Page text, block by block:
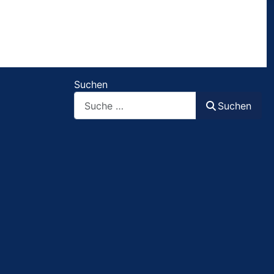
Suchen
Suchen